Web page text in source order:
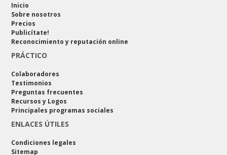
Inicio
Sobre nosotros
Precios
Publicítate!
Reconocimiento y reputación online
PRÁCTICO
Colaboradores
Testimonios
Preguntas frecuentes
Recursos y Logos
Principales programas sociales
ENLACES ÚTILES
Condiciones legales
Sitemap